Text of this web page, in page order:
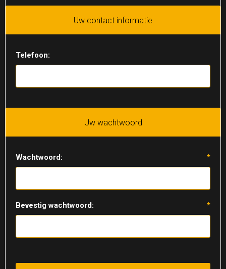
Uw contact informatie
Telefoon:
Uw wachtwoord
Wachtwoord: *
Bevestig wachtwoord: *